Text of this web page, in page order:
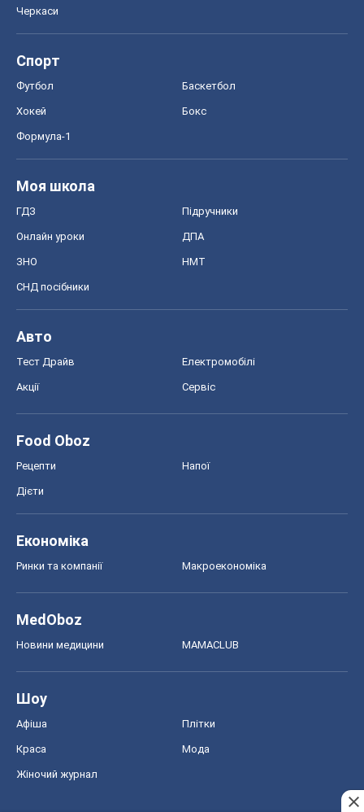
Черкаси
Спорт
Футбол Баскетбол
Хокей Бокс
Формула-1
Моя школа
ГДЗ Підручники
Онлайн уроки ДПА
ЗНО НМТ
СНД посібники
Авто
Тест Драйв Електромобілі
Акції Сервіс
Food Oboz
Рецепти Напої
Дієти
Економіка
Ринки та компанії Макроекономіка
MedOboz
Новини медицини MAMACLUB
Шоу
Афіша Плітки
Краса Мода
Жіночий журнал